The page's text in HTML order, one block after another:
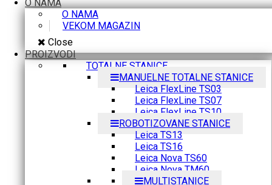
O NAMA
O NAMA
VEKOM MAGAZIN
Close
PROIZVODI
TOTALNE STANICE
MANUELNE TOTALNE STANICE
Leica FlexLine TS03
Leica FlexLine TS07
Leica FlexLine TS10
ROBOTIZOVANE STANICE
Leica TS13
Leica TS16
Leica Nova TS60
Leica Nova TM60
MULTISTANICE